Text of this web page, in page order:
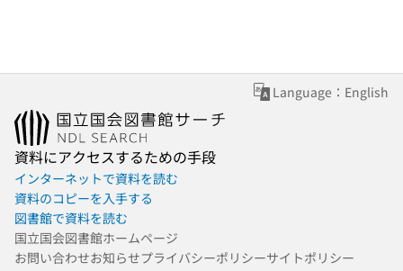
Language：English
資料にアクセスするための手段
インターネットで資料を読む
資料のコピーを入手する
図書館で資料を読む
国立国会図書館ホームページ
お問い合わせお知らせプライバシーポリシーサイトポリシー